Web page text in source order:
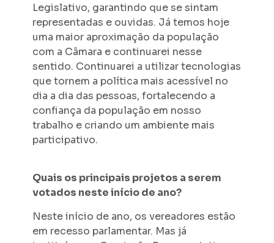
Legislativo, garantindo que se sintam
representadas e ouvidas. Já temos hoje
uma maior aproximação da população
com a Câmara e continuarei nesse
sentido. Continuarei a utilizar tecnologias
que tornem a política mais acessível no
dia a dia das pessoas, fortalecendo a
confiança da população em nosso
trabalho e criando um ambiente mais
participativo.
Quais os principais projetos a serem
votados neste início de ano?
Neste início de ano, os vereadores estão
em recesso parlamentar. Mas já